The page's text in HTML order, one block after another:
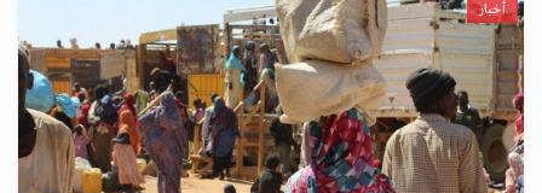
أخبار